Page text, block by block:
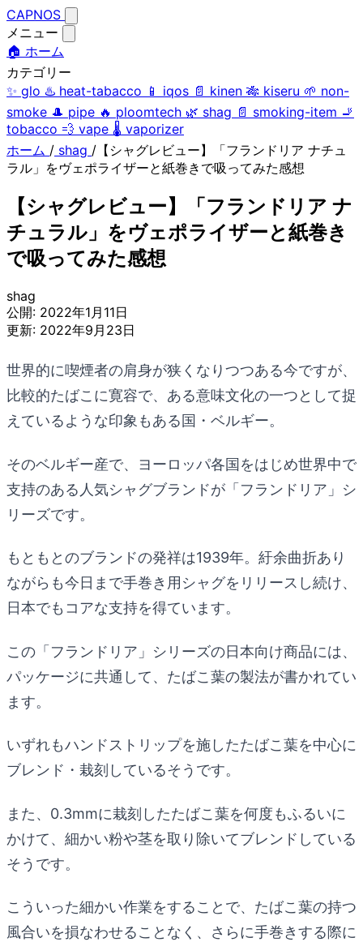
CAPNOS
メニュー
🏠 ホーム
カテゴリー
✨ glo ♨️ heat-tabacco 📱 iqos 📄 kinen 🎋 kiseru 🌱 non-
smoke 🎩 pipe 🔥 ploomtech 🌿 shag 📄 smoking-item 🚬
tobacco 💨 vape 🌡️ vaporizer
ホーム / shag / 【シャグレビュー】「フランドリア ナチュ
ラル」をヴェポライザーと紙巻きで吸ってみた感想
【シャグレビュー】「フランドリア ナ
チュラル」をヴェポライザーと紙巻き
で吸ってみた感想
shag
公開: 2022年1月11日
更新: 2022年9月23日
世界的に喫煙者の肩身が狭くなりつつある今ですが、
比較的たばこに寛容で、ある意味文化の一つとして捉
えているような印象もある国・ベルギー。
そのベルギー産で、ヨーロッパ各国をはじめ世界中で
支持のある人気シャグブランドが「フランドリア」シ
リーズです。
もともとのブランドの発祥は1939年。紆余曲折あり
ながらも今日まで手巻き用シャグをリリースし続け、
日本でもコアな支持を得ています。
この「フランドリア」シリーズの日本向け商品には、
パッケージに共通して、たばこ葉の製法が書かれてい
ます。
いずれもハンドストリップを施したたばこ葉を中心に
ブレンド・栽刻しているそうです。
また、0.3mmに栽刻したたばこ葉を何度もふるいに
かけて、細かい粉や茎を取り除いてブレンドしている
そうです。
こういった細かい作業をすることで、たばこ葉の持つ
風合いを損なわせることなく、さらに手巻きする際に